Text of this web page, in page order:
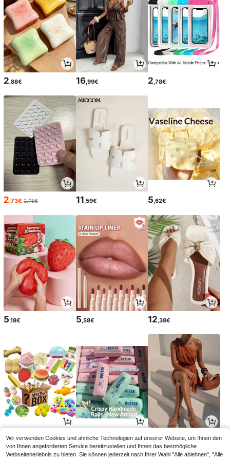
2,88€ 16,99€ 2,78€
2,73€ 2,75€ 11,59€ 5,62€
5 ,18€ 5 ,58€ 12 ,38€
6,35€ 11,18€ 15,99€
Wir verwenden Cookies und ähnliche Technologien auf unserer Website, um Ihnen den
von Ihnen angeforderten Service bereitzustellen und Ihnen das bestmögliche
Webseitenerlebnis zu bieten. Sie können jederzeit nach Ihrer Wahl "Alle ablehnen", "Alle